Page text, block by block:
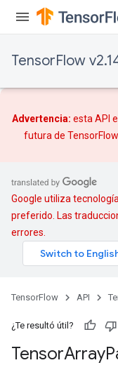
TensorFlow
Advertencia: esta API
futura de
Google utiliza
preferido. Las
errores.
TensorFlow API
¿Te resultó útil?
TensorArray